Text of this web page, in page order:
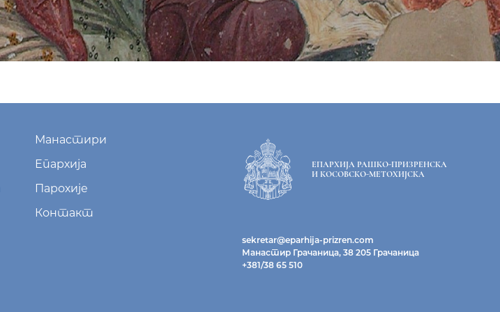
Манастири
Епархија
Парохије
Контакт
ЕПАРХИЈА РАШКО-ПРИЗРЕНСКА
И КОСОВСКО-МЕТОХИЈСКА
sekretar@eparhija-prizren.com
Манастир Грачаница, 38 205 Грачаница
+381/38 65 510